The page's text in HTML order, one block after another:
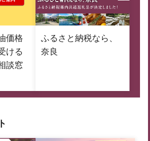
価格
ける
談窓
ふるさと納税なら、
奈良